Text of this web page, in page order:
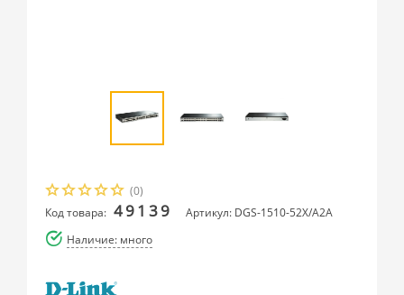
(0)
Код товара: 49139
Артикул: DGS-1510-52X/A2A
Наличие: много